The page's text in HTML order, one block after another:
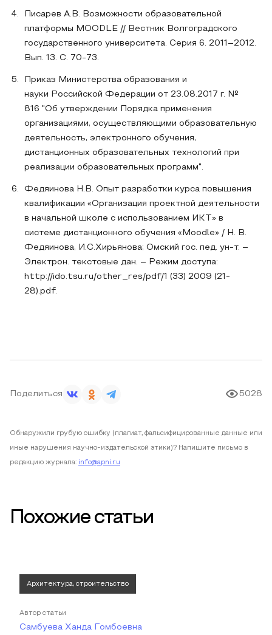
Писарев А.В. Возможности образовательной
платформы MOODLE // Вестник Волгоградского
государственного университета. Серия 6. 2011–2012.
Вып. 13. С. 70-73.
Приказ Министерства образования и
науки Российской Федерации от 23.08.2017 г. №
816 "Об утверждении Порядка применения
организациями, осуществляющими образовательную
деятельность, электронного обучения,
дистанционных образовательных технологий при
реализации образовательных программ".
Федяинова Н.В. Опыт разработки курса повышения
квалификации «Организация проектной деятельности
в начальной школе с использованием ИКТ» в
системе дистанционного обучения «Moodle» / Н. В.
Федяинова, И.С.Хирьянова; Омский гос. пед. ун-т. –
Электрон. текстовые дан. – Режим доступа:
http://ido.tsu.ru/other_res/pdf/1 (33) 2009 (21-
28).pdf.
Поделиться 5028
Обнаружили грубую ошибку (плагиат, фальсифицированные данные или
иные нарушения научно-издательской этики)? Напишите письмо в
редакцию журнала: info@apni.ru
Похожие статьи
Архитектура, строительство
Автор статьи
Самбуева Ханда Гомбоевна